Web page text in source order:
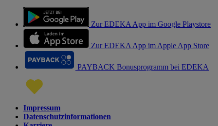
Zur EDEKA App im Google Playstore
Zur EDEKA App im Apple App Store
PAYBACK Bonusprogramm bei EDEKA
Impressum
Datenschutzinformationen